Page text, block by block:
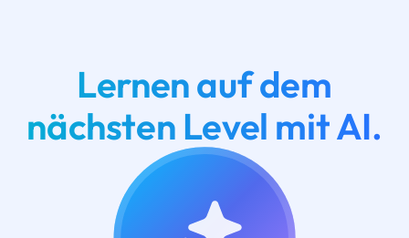
Lernen auf dem
nächsten Level mit AI.